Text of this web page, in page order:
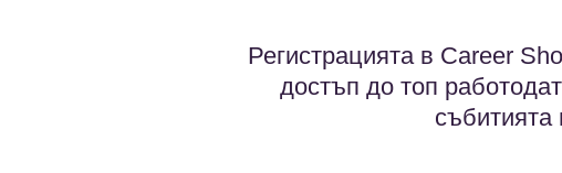
Регистрацията в Career
достъп до топ